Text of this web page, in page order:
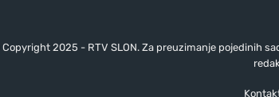
2025 - RTV SLON. Za preuzimanje pojedinih